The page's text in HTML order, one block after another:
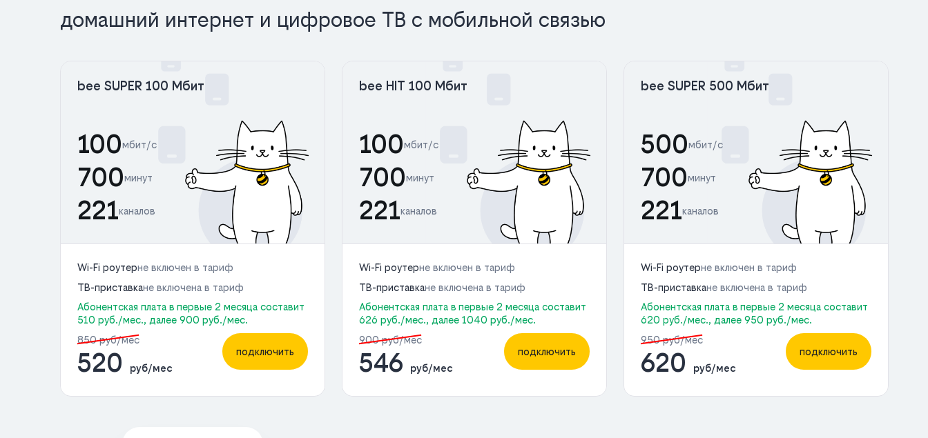
домашний интернет и цифровое ТВ с мобильной связью
bee SUPER 100 Мбит
100мбит/с
700минут
221каналов
Wi-Fi роутерне включен в тариф
ТВ-приставкане включена в тариф
Абонентская плата в первые 2 месяца составит
510 руб./мес., далее 900 руб./мес.
850 руб/мес
520 руб/мес
подключить
bee HIT 100 Мбит
100мбит/с
700минут
221каналов
Wi-Fi роутерне включен в тариф
ТВ-приставкане включена в тариф
Абонентская плата в первые 2 месяца составит
626 руб./мес., далее 1040 руб./мес.
900 руб/мес
546 руб/мес
подключить
bee SUPER 500 Мбит
500мбит/с
700минут
221каналов
Wi-Fi роутерне включен в тариф
ТВ-приставкане включена в тариф
Абонентская плата в первые 2 месяца составит
620 руб./мес., далее 950 руб./мес.
950 руб/мес
620 руб/мес
подключить